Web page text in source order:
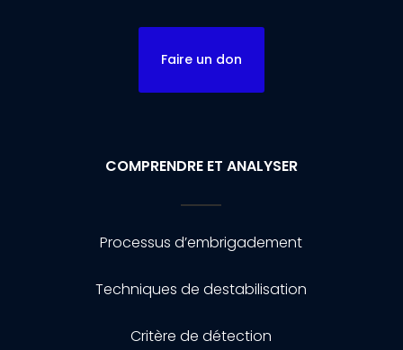
Faire un don
COMPRENDRE ET ANALYSER
Processus d’embrigadement
Techniques de destabilisation
Critère de détection